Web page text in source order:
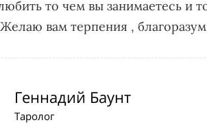
то чем вы занимаетесь и
вам терпения ,
Геннадий Баунт
Таролог